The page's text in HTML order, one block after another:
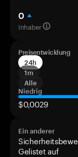
0
Inhaber
Preisentwicklung
24h
1m
Alle
Niedrig
$0,0029
Ein anderer
Gelistet auf